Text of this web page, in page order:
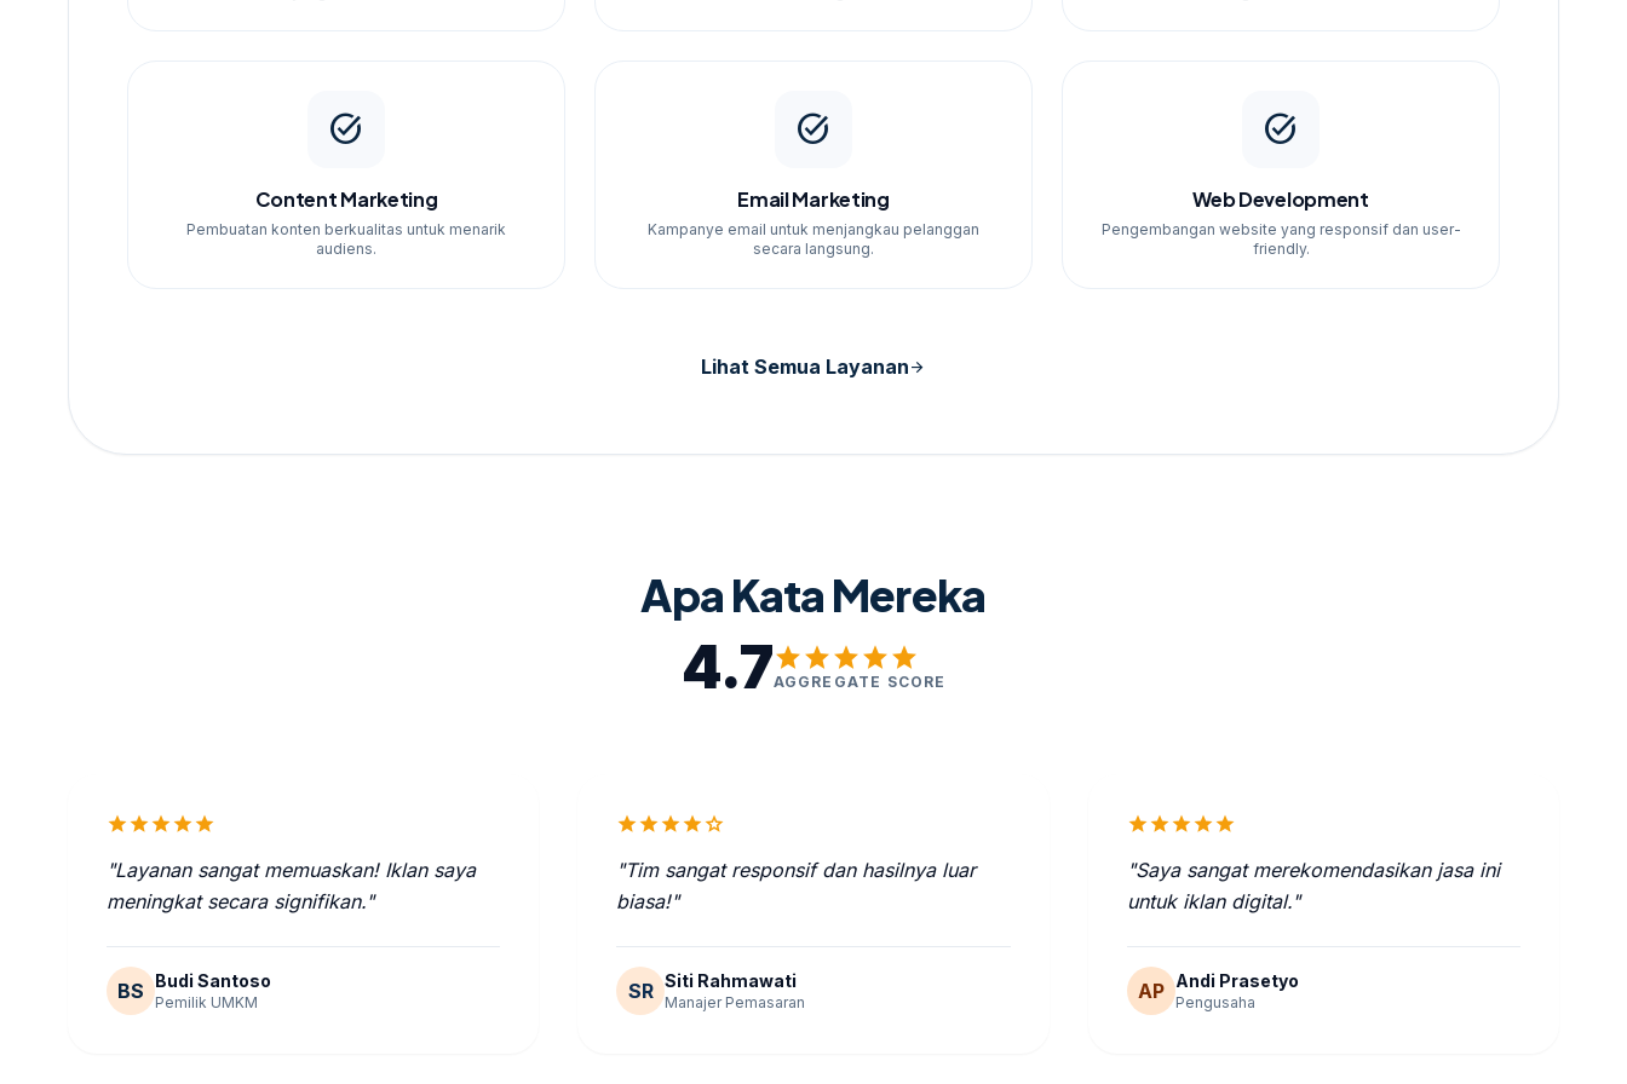
task_alt
Content Marketing
Pembuatan konten berkualitas untuk menarik
audiens.
task_alt
Email Marketing
Kampanye email untuk menjangkau pelanggan
secara langsung.
task_alt
Web Development
Pengembangan website yang responsif dan user-
friendly.
Lihat Semua Layananarrow_forward
Apa Kata Mereka
4.7starstarstarstarstar
AGGREGATE SCORE
starstarstarstarstar
"Layanan sangat memuaskan! Iklan saya
meningkat secara signifikan."
BS Budi Santoso
Pemilik UMKM
starstarstarstarstar
"Tim sangat responsif dan hasilnya luar
biasa!"
SR Siti Rahmawati
Manajer Pemasaran
starstarstarstarstar
"Saya sangat merekomendasikan jasa ini
untuk iklan digital."
AP Andi Prasetyo
Pengusaha